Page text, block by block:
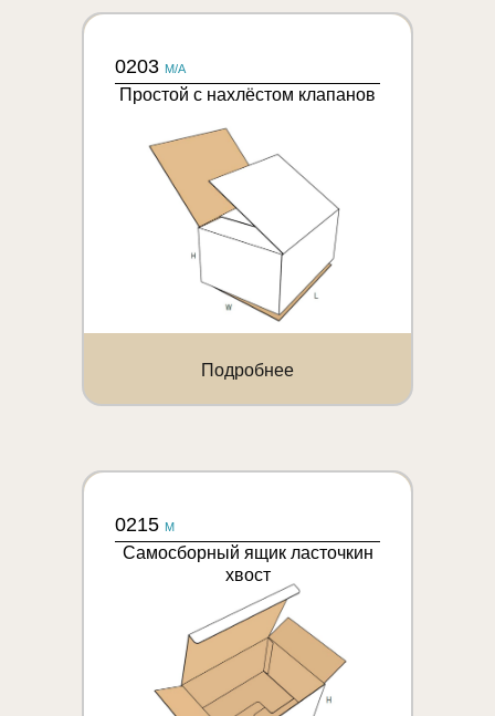
0203 M/A
Простой с нахлёстом клапанов
Подробнее
0215 M
Самосборный ящик ласточкин
хвост